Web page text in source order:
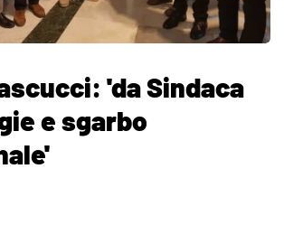
'da Sindaca
e sgarbo